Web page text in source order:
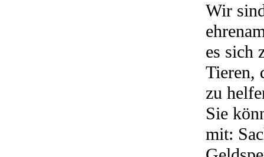
Wir
es sich
Tieren,
zu
Sie
mit: